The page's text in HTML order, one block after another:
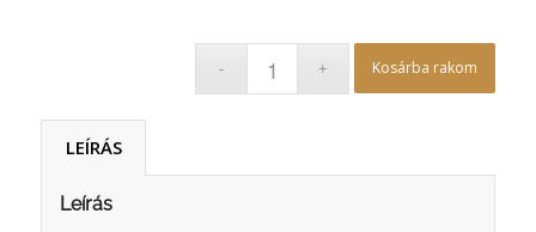
Kosárba rakom
LEÍRÁS
Leírás